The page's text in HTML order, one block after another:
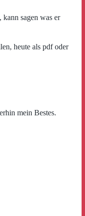
sagen was er
heute als pdf oder
mein Bestes.